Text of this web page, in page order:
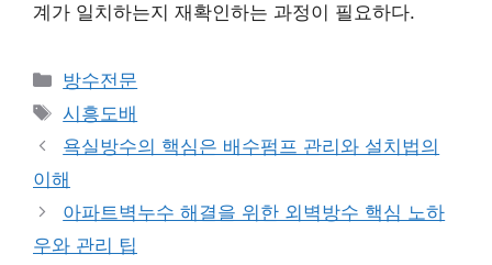
계가 일치하는지 재확인하는 과정이 필요하다.
카
테
리
방수전문
태
그
시흥도배
욕실방수의 핵심은 배수펌프 관리와 설치법의
이해
아파트벽누수 해결을 위한 외벽방수 핵심 노하
우와 관리 팁